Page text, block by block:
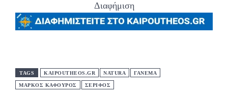
Διαφήμιση
TAGS KAIPOUTHEOS.GR NATURA ΓΑΝΕΜΑ
ΜΑΡΚΟΣ ΚΑΦΟΥΡΟΣ ΣΕΡΙΦΟΣ